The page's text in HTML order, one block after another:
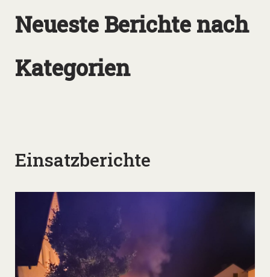
Neueste Berichte nach
Kategorien
Einsatzberichte